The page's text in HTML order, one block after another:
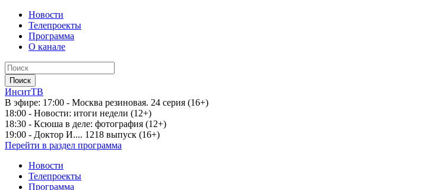
Новости
Телепроекты
Программа
О канале
ИнситТВ
В эфире: 17:00 - Москва резиновая. 24 серия (16+)
18:00 - Новости: итоги недели (12+)
18:30 - Ксюша в деле: фотография (12+)
19:00 - Доктор И.... 1218 выпуск (16+)
Перейти в раздел программа
Новости
Телепроекты
Программа